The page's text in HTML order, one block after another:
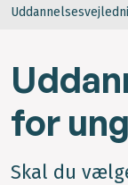
for
Skal du